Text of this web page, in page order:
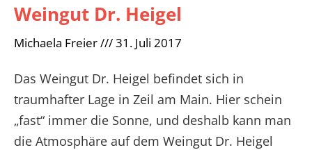
Weingut Dr. Heigel
Michaela Freier 31. Juli 2017
Das Weingut Dr. Heigel befindet sich in
traumhafter Lage in Zeil am Main. Hier schein
„fast“ immer die Sonne, und deshalb kann man
die Atmosphäre auf dem Weingut Dr. Heigel